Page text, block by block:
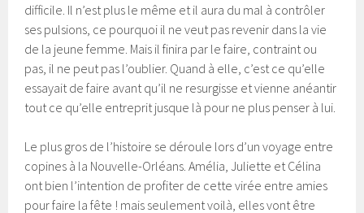
difficile. Il n’est plus le même et il aura du mal à contrôler
ses pulsions, ce pourquoi il ne veut pas revenir dans la vie
de la jeune femme. Mais il finira par le faire, contraint ou
pas, il ne peut pas l’oublier. Quand à elle, c’est ce qu’elle
essayait de faire avant qu’il ne resurgisse et vienne anéantir
tout ce qu’elle entreprit jusque là pour ne plus penser à lui.
Le plus gros de l’histoire se déroule lors d’un voyage entre
copines à la Nouvelle-Orléans. Amélia, Juliette et Célina
ont bien l’intention de profiter de cette virée entre amies
pour faire la fête ! mais seulement voilà, elles vont être